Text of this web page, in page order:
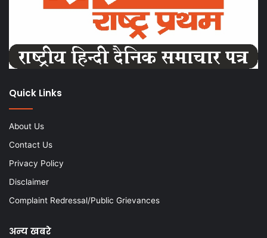
Quick Links
About Us
Contact Us
Privacy Policy
Disclaimer
Complaint Redressal/Public Grievances
अन्य खबरे